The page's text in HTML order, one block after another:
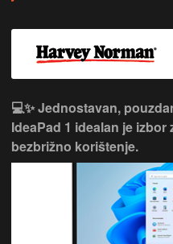
💻✨ Jednostavan,
IdeaPad 1 idealan je
bezbrižno korištenje.